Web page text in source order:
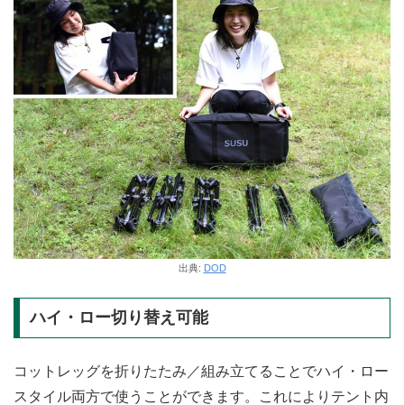
出典: DOD
ハイ・ロー切り替え可能
コットレッグを折りたたみ／組み立てることでハイ・ロー
スタイル両方で使うことができます。これによりテント内